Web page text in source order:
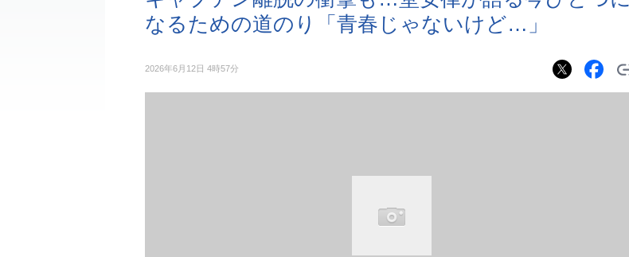
なるための道のり「青春じゃないけど…」
2026年6月12日 4時57分